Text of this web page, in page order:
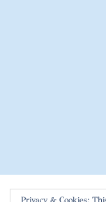
Privacy & Cookies: